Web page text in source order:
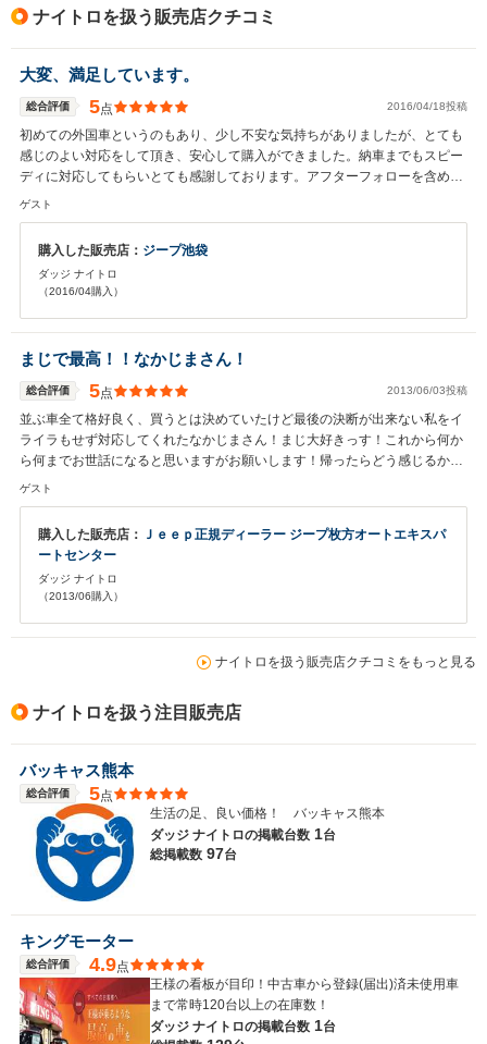
ナイトロを扱う販売店クチコミ
大変、満足しています。
総合評価 5点 2016/04/18投稿
初めての外国車というのもあり、少し不安な気持ちがありましたが、とても
感じのよい対応をして頂き、安心して購入ができました。納車までもスピー
ディに対応してもらいとても感謝しております。アフターフォローを含め今
後ともよろしくおねがいします。
ゲスト
購入した販売店： ジープ池袋
ダッジ ナイトロ
（2016/04購入）
まじで最高！！なかじまさん！
総合評価 5点 2013/06/03投稿
並ぶ車全て格好良く、買うとは決めていたけど最後の決断が出来ない私をイ
ライラもせず対応してくれたなかじまさん！まじ大好きっす！これから何か
ら何までお世話になると思いますがお願いします！帰ったらどう感じるかな
って思っていましたが、後悔ゼロです！とりあえず車庫探します！w
ゲスト
購入した販売店： Ｊｅｅｐ正規ディーラー ジープ枚方オートエキスパ
ートセンター
ダッジ ナイトロ
（2013/06購入）
ナイトロを扱う販売店クチコミをもっと見る
ナイトロを扱う注目販売店
バッキャス熊本
総合評価 5点
生活の足、良い価格！ バッキャス熊本
ダッジ ナイトロの掲載台数 1台
総掲載数 97台
キングモーター
総合評価 4.9点
王様の看板が目印！中古車から登録(届出)済未使用車
まで常時120台以上の在庫数！
ダッジ ナイトロの掲載台数 1台